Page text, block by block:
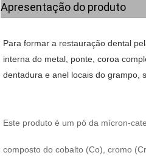
Apresentação do produto
Para formar a restauração dental
interna do metal, ponte, coroa
dentadura e anel locais do grampo,
Este produto é um pó da mícron-
composto do cobalto (Co), cromo